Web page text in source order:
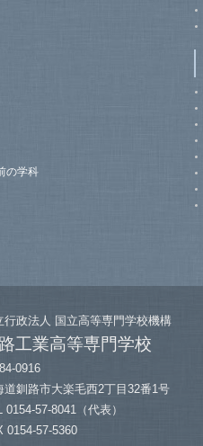
の学科
行政法人 国立高等専門学校機構
工業高等専門学校
0916
道釧路市大楽毛西2丁目32番1号
0154-57-8041（代表）
0154-57-5360